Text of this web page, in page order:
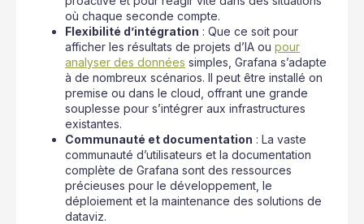
où chaque seconde compte.
Flexibilité d’intégration : Que ce soit pour
afficher les résultats de projets d’IA ou pour
analyser des données simples, Grafana s’adapte
à de nombreux scénarios. Il peut être installé on
premise ou dans le cloud, offrant une grande
souplesse pour s’intégrer aux infrastructures
existantes.
Communauté et documentation : La vaste
communauté d’utilisateurs et la documentation
complète de Grafana sont des ressources
précieuses pour le développement, le
déploiement et la maintenance des solutions de
dataviz.